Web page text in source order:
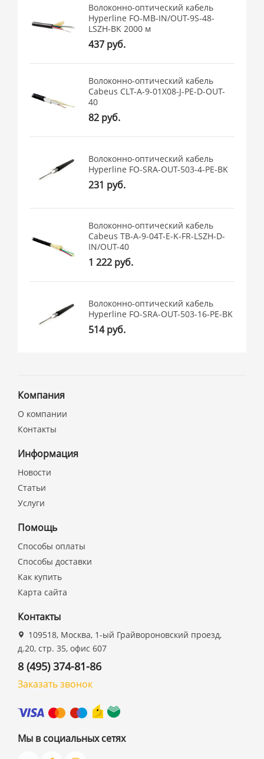
Волоконно-оптический кабель
Hyperline FO-MB-IN/OUT-9S-48-
LSZH-BK 2000 м
437 руб.
Волоконно-оптический кабель
Cabeus CLT-A-9-01X08-J-PE-D-OUT-
40
82 руб.
Волоконно-оптический кабель
Hyperline FO-SRA-OUT-503-4-PE-BK
231 руб.
Волоконно-оптический кабель
Cabeus TB-A-9-04T-E-K-FR-LSZH-D-
IN/OUT-40
1 222 руб.
Волоконно-оптический кабель
Hyperline FO-SRA-OUT-503-16-PE-BK
514 руб.
Компания
О компании
Контакты
Информация
Новости
Статьи
Услуги
Помощь
Способы оплаты
Способы доставки
Как купить
Карта сайта
Контакты
109518, Москва, 1-ый Грайвороновский проезд,
д.20, стр. 35, офис 607
8 (495) 374-81-86
Заказать звонок
Мы в социальных сетях